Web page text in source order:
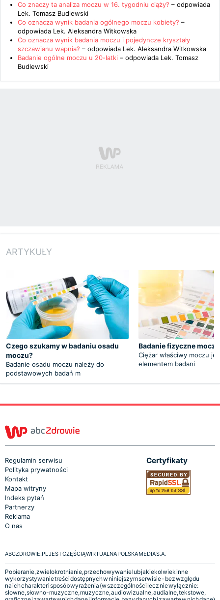
Co znaczy ta analiza moczu w 16. tygodniu ciąży? – odpowiada
Lek. Tomasz Budlewski
Co oznacza wynik badania ogólnego moczu kobiety? –
odpowiada Lek. Aleksandra Witkowska
Co oznacza wynik badania moczu i pojedyncze kryształy
szczawianu wapnia? – odpowiada Lek. Aleksandra Witkowska
Badanie ogólne moczu u 20-latki – odpowiada Lek. Tomasz
Budlewski
ARTYKUŁY
Czego szukamy w badaniu osadu
moczu?
Badanie osadu moczu należy do
podstawowych badań m
Badanie fizyczne moczu
Ciężar właściwy moczu
elementem badani
Regulamin serwisu
Polityka prywatności
Kontakt
Mapa witryny
Indeks pytań
Partnerzy
Reklama
O nas
Certyfikaty
ABCZDROWIE.PL JEST CZĘŚCIĄ WIRTUALNA POLSKA MEDIA S.A.
Pobieranie, zwielokrotnianie, przechowywanie lub jakiekolwiek inne
wykorzystywanie treści dostępnych w niniejszym serwisie - bez względu
na ich charakter i sposób wyrażenia (w szczególności lecz nie wyłącznie:
słowne, słowno-muzyczne, muzyczne, audiowizualne, audialne, tekstowe,